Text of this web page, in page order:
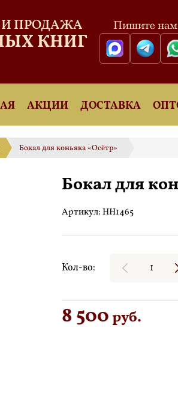
И ПРОДАЖА
КНИГ
Пишите нам
АКЦИИ ДОСТАВКА
Бокал для коньяка «Осётр»
Бокал для
Артикул: НН1465
Кол-во:
8 500 руб.